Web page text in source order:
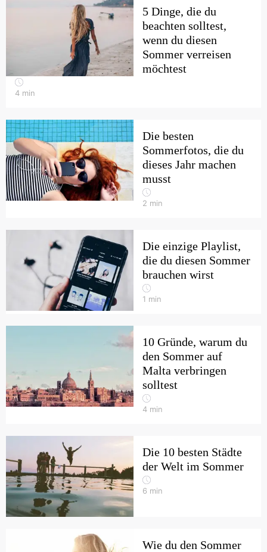
5 Dinge, die du
beachten solltest,
wenn du diesen
Sommer verreisen
möchtest
4 min
Die besten
Sommerfotos, die du
dieses Jahr machen
musst
2 min
Die einzige Playlist,
die du diesen Sommer
brauchen wirst
1 min
10 Gründe, warum du
den Sommer auf
Malta verbringen
solltest
4 min
Die 10 besten Städte
der Welt im Sommer
6 min
Wie du den Sommer